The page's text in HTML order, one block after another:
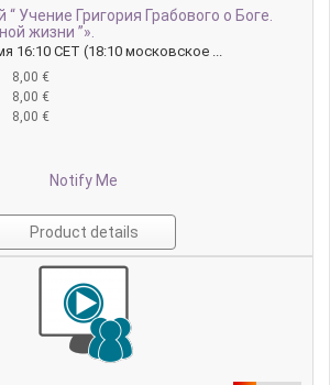
“ Учение Григория Грабового о Боге.
жизни ”».
16:10 CET (18:10 московское ...
8,00 €
8,00 €
8,00 €
Notify Me
Product details